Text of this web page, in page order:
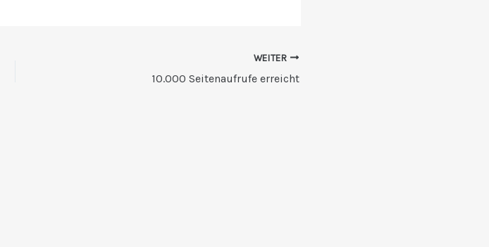
WEITER
10.000 Seitenaufrufe erreicht